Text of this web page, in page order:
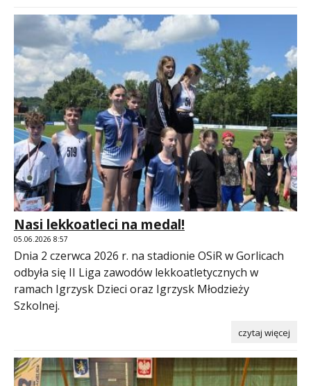
Treść
Nasi lekkoatleci na medal!
05.06.2026 8:57
Dnia 2 czerwca 2026 r. na stadionie OSiR w Gorlicach
odbyła się II Liga zawodów lekkoatletycznych w
ramach Igrzysk Dzieci oraz Igrzysk Młodzieży
Szkolnej.
czytaj więcej